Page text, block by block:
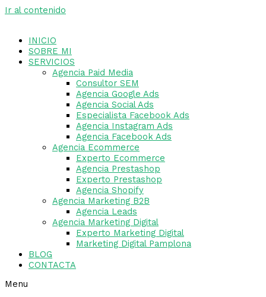
Ir al contenido
INICIO
SOBRE MI
SERVICIOS
Agencia Paid Media
Consultor SEM
Agencia Google Ads
Agencia Social Ads
Especialista Facebook Ads
Agencia Instagram Ads
Agencia Facebook Ads
Agencia Ecommerce
Experto Ecommerce
Agencia Prestashop
Experto Prestashop
Agencia Shopify
Agencia Marketing B2B
Agencia Leads
Agencia Marketing Digital
Experto Marketing Digital
Marketing Digital Pamplona
BLOG
CONTACTA
Menu